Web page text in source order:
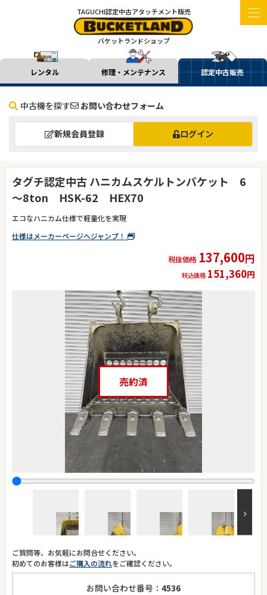
TAGUCHI認定中古アタッチメント販売
バケットランドショップ
レンタル 修理・メンテナンス 認定中古販売
中古機を探す お問い合わせフォーム
新規会員登録 ログイン
タグチ認定中古 ハニカムスケルトンバケット 6
～8ton HSK-62 HEX70
エコなハニカム仕様で軽量化を実現
仕様はメーカーページへジャンプ！
税抜価格 137,600円
税込価格 151,360円
売約済
ご質問等、お気軽にお問合せください。
初めてのお客様はご購入の流れをご確認ください。
お問い合わせ番号： 4536